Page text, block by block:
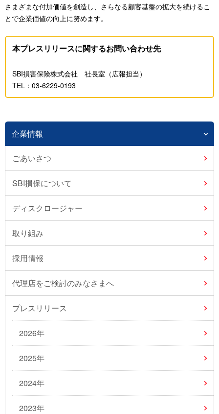
さまざまな付加価値を創造し、さらなる顧客基盤の拡大を続けるこ
とで企業価値の向上に努めます。
本プレスリリースに関するお問い合わせ先
SBI損害保険株式会社 社長室（広報担当）
TEL：03-6229-0193
企業情報
ごあいさつ
SBI損保について
ディスクロージャー
取り組み
採用情報
代理店をご検討のみなさまへ
プレスリリース
2026年
2025年
2024年
2023年